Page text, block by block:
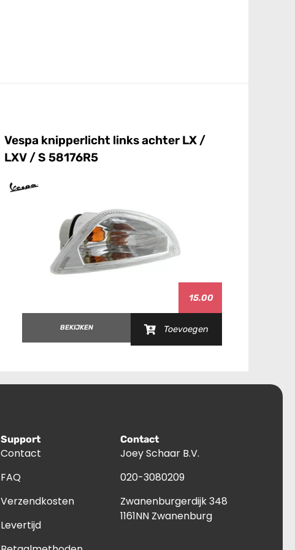
Vespa knipperlicht links achter LX /
LXV / S 58176R5
15.00
BEKIJKEN Toevoegen
Support
Contact
FAQ
Verzendkosten
Levertijd
Contact
Joey Schaar B.V.
020-3080209
Zwanenburgerdijk 348
1161NN Zwanenburg